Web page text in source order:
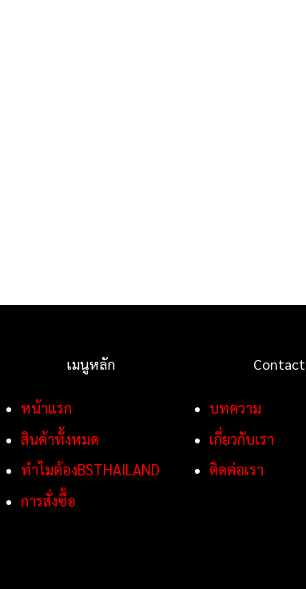
เมนูหลัก
หน้าแรก
สินค้าทั้งหมด
ทำไมต้องBSTHAILAND
การสั่งซื้อ
Contact
บทความ
เกี่ยวกับเรา
ติดต่อเรา